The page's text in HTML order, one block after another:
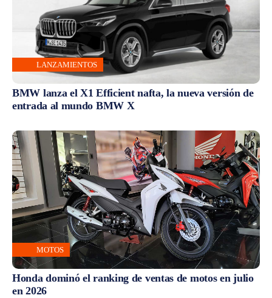
LANZAMIENTOS
BMW lanza el X1 Efficient nafta, la nueva versión de
entrada al mundo BMW X
MOTOS
Honda dominó el ranking de ventas de motos en julio
en 2026